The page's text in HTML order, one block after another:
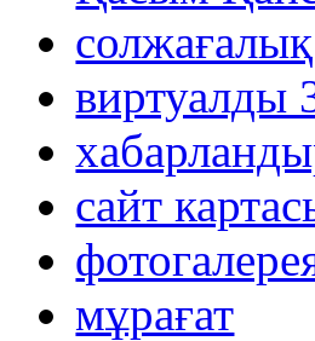
виртуалды
сайт
мұрағат